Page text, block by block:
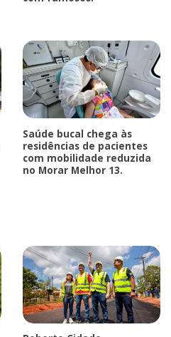
Saúde bucal chega às
residências de pacientes
com mobilidade reduzida
no Morar Melhor 13.